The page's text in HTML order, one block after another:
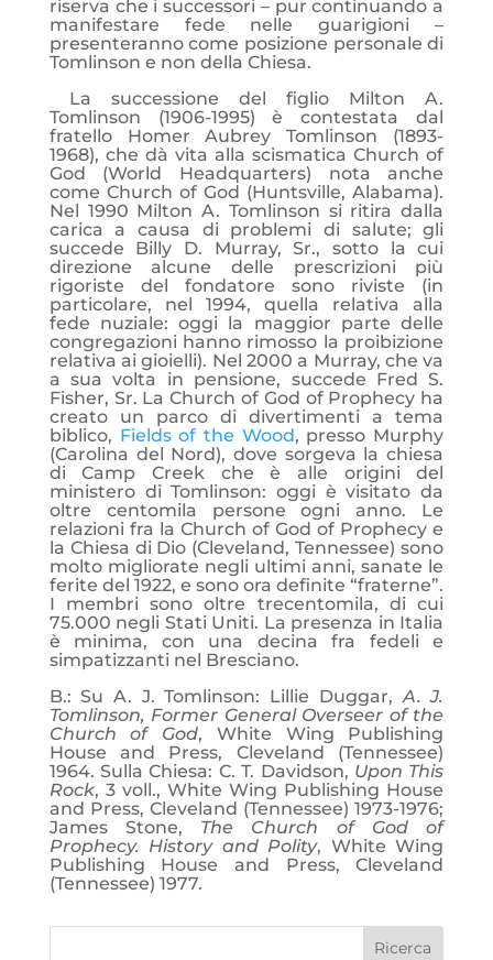
riserva che i successori – pur continuando a
manifestare fede nelle guarigioni –
presenteranno come posizione personale di
Tomlinson e non della Chiesa.
La successione del figlio Milton A.
Tomlinson (1906-1995) è contestata dal
fratello Homer Aubrey Tomlinson (1893-
1968), che dà vita alla scismatica Church of
God (World Headquarters) nota anche
come Church of God (Huntsville, Alabama).
Nel 1990 Milton A. Tomlinson si ritira dalla
carica a causa di problemi di salute; gli
succede Billy D. Murray, Sr., sotto la cui
direzione alcune delle prescrizioni più
rigoriste del fondatore sono riviste (in
particolare, nel 1994, quella relativa alla
fede nuziale: oggi la maggior parte delle
congregazioni hanno rimosso la proibizione
relativa ai gioielli). Nel 2000 a Murray, che va
a sua volta in pensione, succede Fred S.
Fisher, Sr. La Church of God of Prophecy ha
creato un parco di divertimenti a tema
biblico, Fields of the Wood, presso Murphy
(Carolina del Nord), dove sorgeva la chiesa
di Camp Creek che è alle origini del
ministero di Tomlinson: oggi è visitato da
oltre centomila persone ogni anno. Le
relazioni fra la Church of God of Prophecy e
la Chiesa di Dio (Cleveland, Tennessee) sono
molto migliorate negli ultimi anni, sanate le
ferite del 1922, e sono ora definite “fraterne”.
I membri sono oltre trecentomila, di cui
75.000 negli Stati Uniti. La presenza in Italia
è minima, con una decina fra fedeli e
simpatizzanti nel Bresciano.
B.: Su A. J. Tomlinson: Lillie Duggar,A. J.
Tomlinson, Former General Overseer of the
Church of God, White Wing Publishing
House and Press, Cleveland (Tennessee)
1964. Sulla Chiesa: C. T. Davidson, Upon This
Rock, 3 voll., White Wing Publishing House
and Press, Cleveland (Tennessee) 1973-1976;
James Stone, The Church of God of
Prophecy. History and Polity, White Wing
Publishing House and Press, Cleveland
(Tennessee) 1977.